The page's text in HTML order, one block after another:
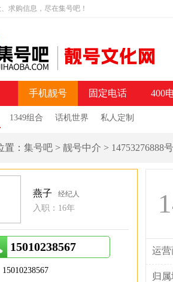
求购信息，尽在集号吧！
手机靓号
1349组合 话机世界 私人定制
固定电话 400
置： 集号吧 > 靓号中介 > 14753276888
运营
归属
燕子 经纪人
入职：16年
15010238567
15010238567